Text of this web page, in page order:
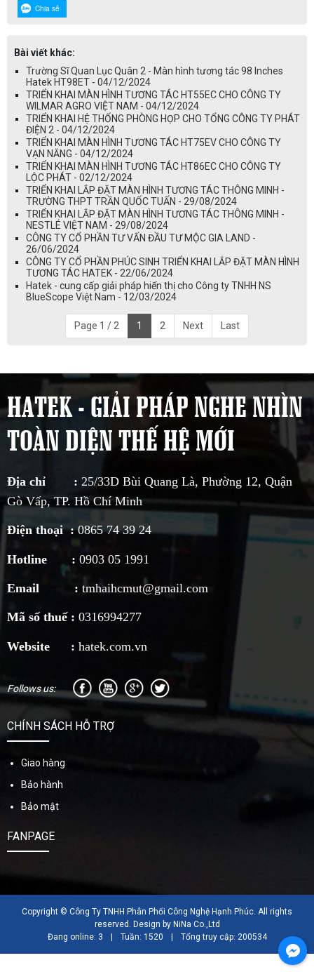
Chia sẻ
Bài viết khác:
Trường Sĩ Quan Lục Quân 2 - Màn hình tương tác 98 Inches
Hatek HT98ET - 04/12/2024
TRIỂN KHAI MÀN HÌNH TƯƠNG TÁC HT55EC CHO CÔNG TY
WILMAR AGRO VIỆT NAM - 04/12/2024
​​​​​​​​TRIỂN KHAI HỆ THỐNG PHÒNG HỌP CHO TỔNG CÔNG TY PHÁT
ĐIỆN 2 - 04/12/2024
TRIỂN KHAI MÀN HÌNH TƯƠNG TÁC HT75EV CHO CÔNG TY
VẠN NĂNG - 04/12/2024
TRIỂN KHAI MÀN HÌNH TƯƠNG TÁC HT86EC CHO CÔNG TY
LỘC PHÁT - 02/12/2024
TRIỂN KHAI LẮP ĐẶT MÀN HÌNH TƯƠNG TÁC THÔNG MINH -
TRƯỜNG THPT TRẦN QUỐC TUẤN - 29/08/2024
TRIỂN KHAI LẮP ĐẶT MÀN HÌNH TƯƠNG TÁC THÔNG MINH -
NESTLÉ VIỆT NAM - 29/08/2024
CÔNG TY CỔ PHẦN TƯ VẤN ĐẦU TƯ MỘC GIA LAND -
26/06/2024
CÔNG TY CỔ PHẦN PHÚC SINH TRIỂN KHAI LẮP ĐẶT MÀN HÌNH
TƯƠNG TÁC HATEK - 22/06/2024
Hatek - cung cấp giải pháp hiển thị cho Công ty TNHH NS
BlueScope Việt Nam - 12/03/2024
Page 1 / 2 1 2 Next Last
HATEK - GIẢI PHÁP NGHE NHÌN
TOÀN DIỆN THẾ HỆ MỚI
Địa chỉ : 25/33D Bùi Quang Là, Phường 12, Quận
Gò Vấp, TP. Hồ Chí Minh
Điện thoại :0865 74 39 24
Hotline : 0903 05 1991
Email : tmhaihcmut@gmail.com
Mã số thuế : 0316994277
Website : hatek.com.vn
Follows us:
CHÍNH SÁCH HỖ TRỢ
Giao hàng
Bảo hành
Bảo mật
FANPAGE
Copyright © Công Ty TNHH Phân Phối Công Nghệ Hạnh Phúc. All rights
reserved. Design by NiNa Co.,Ltd
Đang online: 3
Tuần: 1520 Tổng truy cập: 200534